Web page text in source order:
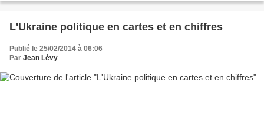
L'Ukraine politique en cartes et en chiffres
Publié le 25/02/2014 à 06:06
Par Jean Lévy